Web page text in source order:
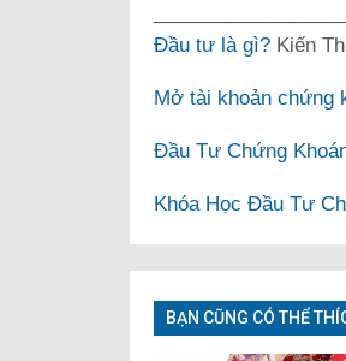
Đầu tư là gì? Kiến
Mở tài khoản chứng
Đầu Tư Chứng
Khóa Học Đầu Tư
BẠN CŨNG CÓ THỂ